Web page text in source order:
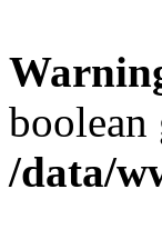
/data/